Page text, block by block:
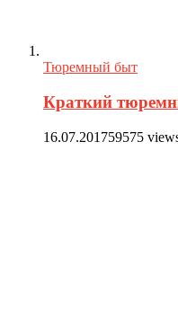
Тюремный быт
Краткий
16.07.201759575